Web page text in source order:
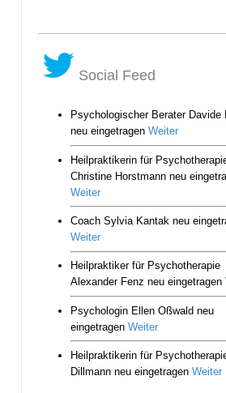
Social Feed